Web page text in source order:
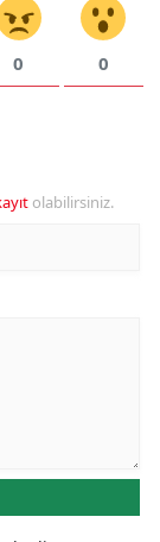
0 0
olabilirsiniz.